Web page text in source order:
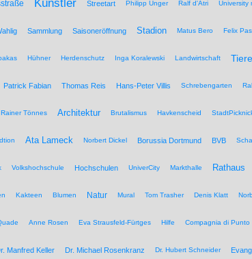
Künstler Streetart Philipp Unger Ralf d'Atri University
Sammlung Saisoneröffnung Stadion Matus Bero Felix
Hühner Herdenschutz Inga Koralewski Landwirtschaft Tiere
Patrick Fabian Thomas Reis Hans-Peter Villis Schrebengarten
Rainer Tönnes Architektur Brutalismus Havkenscheid
Ata Lameck Norbert Dickel Borussia Dortmund BVB
Volkshochschule Hochschulen UniverCity Markthalle Rathaus
Kakteen Blumen Natur Mural Tom Trasher Denis Klatt
Anne Rosen Eva Strausfeld-Fürtges Hilfe Compagnia di Punto
Manfred Keller Dr. Michael Rosenkranz Dr. Hubert Schneider